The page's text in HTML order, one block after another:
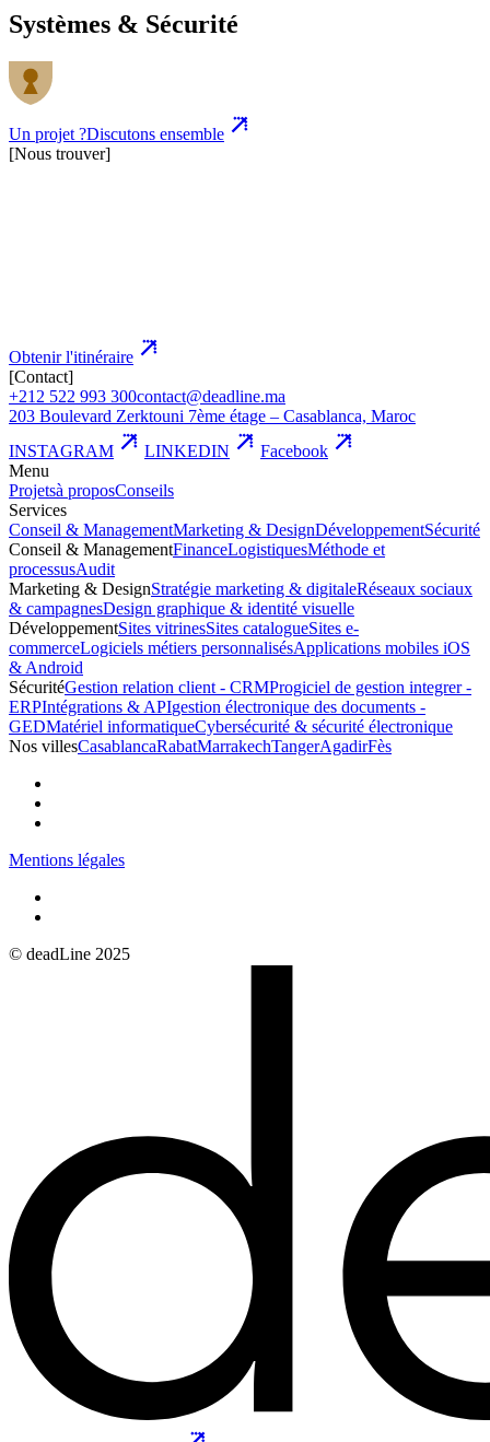
Systèmes & Sécurité
Un projet ?Discutons ensemble
[Nous trouver]
Obtenir l'itinéraire
[Contact]
+212 522 993 300contact@deadline.ma
203 Boulevard Zerktouni 7ème étage – Casablanca, Maroc
INSTAGRAM
LINKEDIN
Facebook
Menu
Projetsà proposConseils
Services
Conseil & ManagementMarketing & DesignDéveloppementSécurité
Conseil & ManagementFinanceLogistiquesMéthode et
processusAudit
Marketing & DesignStratégie marketing & digitaleRéseaux sociaux
& campagnesDesign graphique & identité visuelle
DéveloppementSites vitrinesSites catalogueSites e-
commerceLogiciels métiers personnalisésApplications mobiles iOS
& Android
SécuritéGestion relation client - CRMProgiciel de gestion integrer -
ERPIntégrations & APIgestion électronique des documents -
GEDMatériel informatiqueCybersécurité & sécurité électronique
Nos villesCasablancaRabatMarrakechTangerAgadirFès
Mentions légales
© deadLine 2025